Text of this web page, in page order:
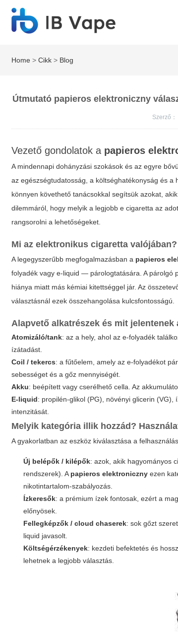
Home >Cikk > Blog
Útmutató papieros elektroniczny
Szerző：
Vezető gondolatok a papieros
A mindennapi dohányzási szokások és az egyre
az egészségtudatosság, a költséghatékonyság és
könnyen követhető tanácsokkal segítsük azokat,
dilemmáról, hogy melyik a legjobb e cigaretta az
rangsorolni a lehetőségeket.
Mi az elektronikus cigaretta valójában?
A legegyszerűbb megfogalmazásban a papieros
folyadék vagy e-liquid — párologtatására. A párolgó
hiánya miatt más kémiai kitettséggel jár. Az
választásnál ezek összehangolása kulcsfontosságú.
Alapvető alkatrészek és mit jelentenek
Atomizáló/tank: az a hely, ahol az e-folyadék
ízátadást.
Coil / tekercs: a fűtőelem, amely az e-folyadékot
sebességet és a gőz mennyiségét.
Akku: beépített vagy cserélhető cella. Az
E-liquid: propilén-glikol (PG), növényi glicerin
intenzitását.
Melyik kategória illik hozzád?
A gyakorlatban az eszköz kiválasztása a
Új belépők / kilépők: azok, akik hagyományos
rendszerek). A papieros elektroniczny ezen
nikotintartalom-szabályozás.
Ízkeresők: a prémium ízek fontosak, ezért a
előnyösek.
Fellegképzők / cloud chaserek: sok gőzt
liquid javasolt.
Költségérzékenyek: kezdeti befektetés és
lehetnek a legjobb választás.